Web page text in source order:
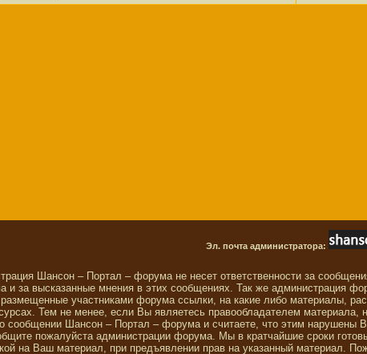
Эл. почта администратора:
Шансон – Портал – форума не несет ответственности за
и за высказанные мнения в этих сообщениях. Так же администрация
размещенные участниками форума ссылки, на какие либо материалы,
Тем не менее, если Вы являетесь правообладателем материала,
сообщении Шансон – Портал – форума и считаете, что этим нарушены
пожалуйста администрации форума. Мы в кратчайшие сроки
на Ваш материал, при предъявлении прав на указанный материал.